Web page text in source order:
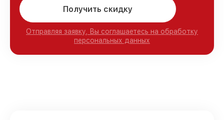
Получить скидку
Отправляя заявку, Вы соглашаетесь на обработку
персональных данных